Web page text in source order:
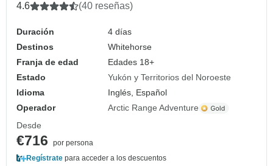
4.6 (40 reseñas)
Duración
4 días
Destinos
Whitehorse
Franja de edad
Edades 18+
Estado
Yukón y Territorios del Noroeste
Idioma
Inglés, Español
Operador
Arctic Range Adventure
Desde
€716
por persona
Regístrate para acceder a los descuentos